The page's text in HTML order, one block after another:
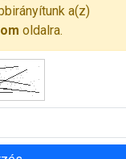
a(z)
oldalra.